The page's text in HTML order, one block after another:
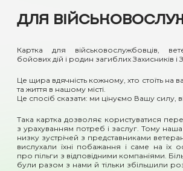
ДЛЯ
Картка для військовослужбовців,
бойових дій і родин загиблих Захисників і
Це щира вдячність кожному, хто стоїть на
та життя в нашому місті.
Це спосіб сказати: ми цінуємо Вашу силу,
Така картка дозволяє користуватися
з урахуванням потреб і заслуг. Тому
низку зустрічей з представниками
вислухали їхні побажання і саме на їх
про пільги з відповідними компаніями.
були разом з нами й тільки збільшили